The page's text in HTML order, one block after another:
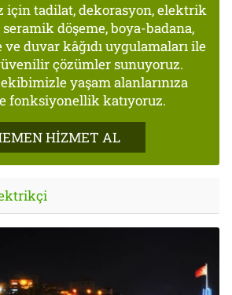
için tadilat, dekorasyon, elektrik
seramik döşeme, boya-badana,
duvar kâğıdı uygulamaları ile
çözümler sunuyoruz.
yaşam alanlarınıza
fonksiyonellik katıyoruz.
HİZMET AL